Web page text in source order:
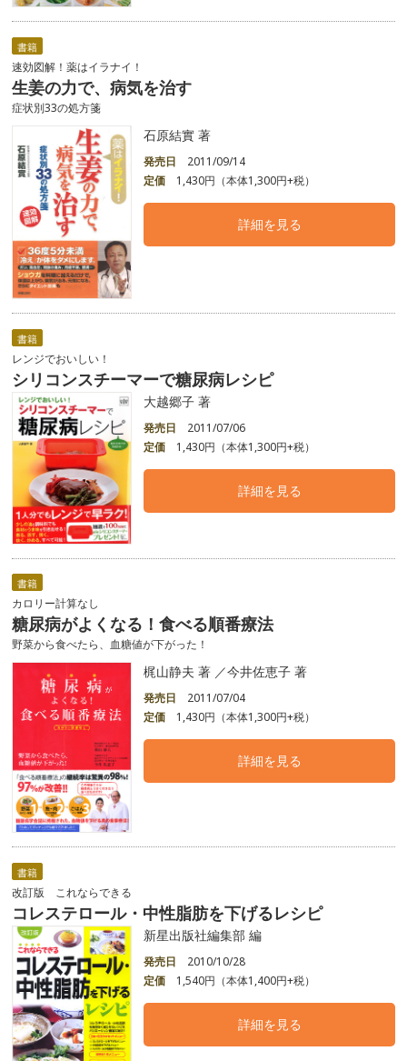
書籍
速効図解！薬はイラナイ！
生姜の力で、病気を治す
症状別33の処方箋
石原結實 著
発売日
2011/09/14
定価
1,430円（本体1,300円+税）
詳細を見る
書籍
レンジでおいしい！
シリコンスチーマーで糖尿病レシピ
大越郷子 著
発売日
2011/07/06
定価
1,430円（本体1,300円+税）
詳細を見る
書籍
カロリー計算なし
糖尿病がよくなる！食べる順番療法
野菜から食べたら、血糖値が下がった！
梶山静夫 著 ／今井佐恵子 著
発売日
2011/07/04
定価
1,430円（本体1,300円+税）
詳細を見る
書籍
改訂版 これならできる
コレステロール・中性脂肪を下げるレシピ
新星出版社編集部 編
発売日
2010/10/28
定価
1,540円（本体1,400円+税）
詳細を見る